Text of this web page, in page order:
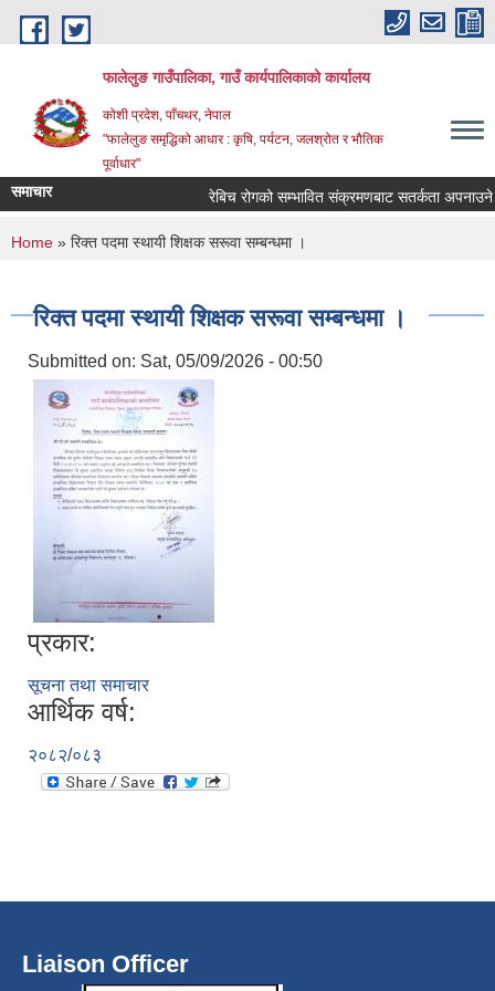
Skip to main content
फालेलुङ गाउँपालिका, गाउँ कार्यपालिकाको कार्यालय
कोशी प्रदेश, पाँचथर, नेपाल
"फालेलुङ समृद्धिको आधार : कृषि, पर्यटन, जलश्रोत र भौतिक
पूर्वाधार"
समाचार रेबिच रोगको सम्भावित संक्रमणबाट सतर्कता अपनाउने
You are here
Home » रिक्त पदमा स्थायी शिक्षक सरूवा सम्बन्धमा ।
रिक्त पदमा स्थायी शिक्षक सरूवा सम्बन्धमा ।
Submitted on: Sat, 05/09/2026 - 00:50
प्रकार:
सूचना तथा समाचार
आर्थिक वर्ष:
२०८२/०८३
Liaison Officer